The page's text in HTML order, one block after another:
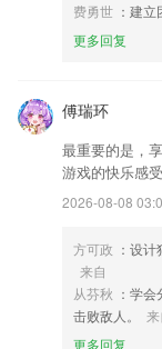
费勇世 ：建
更多回复
傅瑞环
最重要的是，
游戏的快乐感受
2026-08-08
方可政 ：设
来自
从芬秋 ：学
击败敌人。
来
更多回复